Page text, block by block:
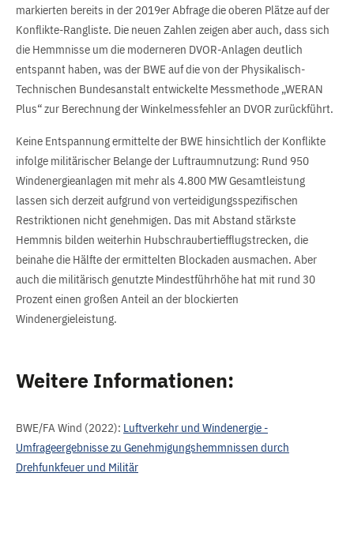
markierten bereits in der 2019er Abfrage die oberen Plätze auf der
Konflikte-Rangliste. Die neuen Zahlen zeigen aber auch, dass sich
die Hemmnisse um die moderneren DVOR-Anlagen deutlich
entspannt haben, was der BWE auf die von der Physikalisch-
Technischen Bundesanstalt entwickelte Messmethode „WERAN
Plus“ zur Berechnung der Winkelmessfehler an DVOR zurückführt.
Keine Entspannung ermittelte der BWE hinsichtlich der Konflikte
infolge militärischer Belange der Luftraumnutzung: Rund 950
Windenergieanlagen mit mehr als 4.800 MW Gesamtleistung
lassen sich derzeit aufgrund von verteidigungsspezifischen
Restriktionen nicht genehmigen. Das mit Abstand stärkste
Hemmnis bilden weiterhin Hubschraubertiefflugstrecken, die
beinahe die Hälfte der ermittelten Blockaden ausmachen. Aber
auch die militärisch genutzte Mindestführhöhe hat mit rund 30
Prozent einen großen Anteil an der blockierten
Windenergieleistung.
Weitere Informationen:
BWE/FA Wind (2022): Luftverkehr und Windenergie -
Umfrageergebnisse zu Genehmigungshemmnissen durch
Drehfunkfeuer und Militär